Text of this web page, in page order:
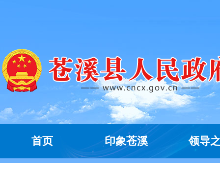
首页 印象苍溪 领导